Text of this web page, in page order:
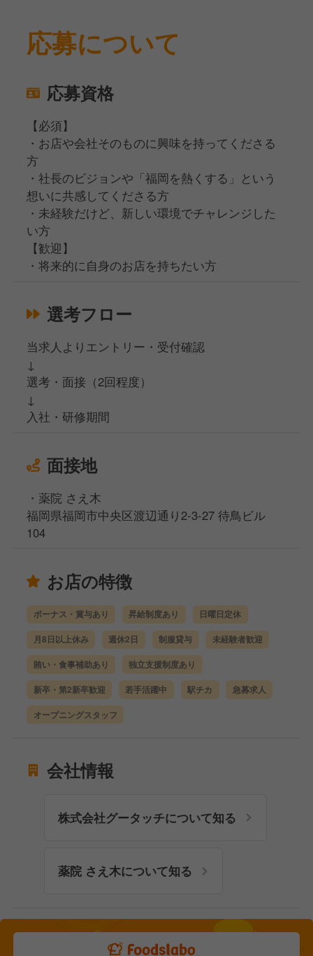
応募について
応募資格
【必須】
・お店や会社そのものに興味を持ってくださる
方
・社長のビジョンや「福岡を熱くする」という
想いに共感してくださる方
・未経験だけど、新しい環境でチャレンジした
い方
【歓迎】
・将来的に自身のお店を持ちたい方
選考フロー
当求人よりエントリー・受付確認
↓
選考・面接（2回程度）
↓
入社・研修期間
面接地
・薬院 さえ木
福岡県福岡市中央区渡辺通り2-3-27 待鳥ビル
104
お店の特徴
ボーナス・賞与あり 昇給制度あり 日曜日定休
月8日以上休み 週休2日 制服貸与 未経験者歓迎
賄い・食事補助あり 独立支援制度あり
新卒・第2新卒歓迎 若手活躍中 駅チカ 急募求人
オープニングスタッフ
会社情報
株式会社グータッチについて知る
薬院 さえ木について知る